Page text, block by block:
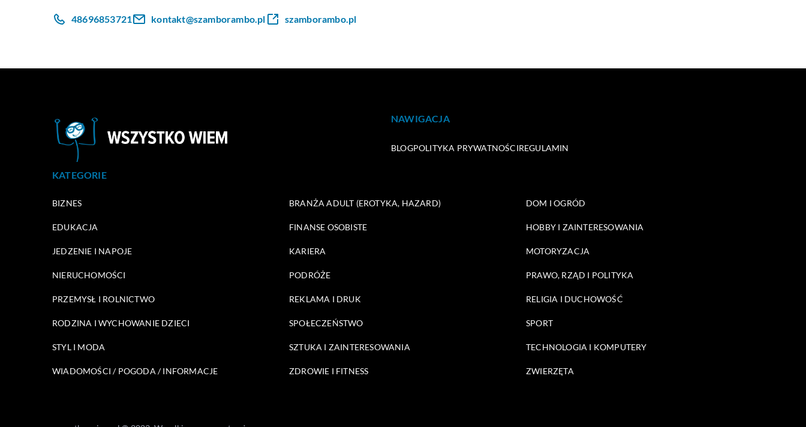
48696853721 kontakt@szamborambo.pl szamborambo.pl
NAWIGACJA
BLOGPOLITYKA PRYWATNOŚCIREGULAMIN
KATEGORIE
BIZNES BRANŻA ADULT (EROTYKA, HAZARD) DOM I OGRÓD
EDUKACJA FINANSE OSOBISTE HOBBY I ZAINTERESOWANIA
JEDZENIE I NAPOJE KARIERA MOTORYZACJA
NIERUCHOMOŚCI PODRÓŻE PRAWO, RZĄD I POLITYKA
PRZEMYSŁ I ROLNICTWO REKLAMA I DRUK RELIGIA I DUCHOWOŚĆ
RODZINA I WYCHOWANIE DZIECI SPOŁECZEŃSTWO SPORT
STYL I MODA SZTUKA I ZAINTERESOWANIA TECHNOLOGIA I KOMPUTERY
WIADOMOŚCI / POGODA / INFORMACJE ZDROWIE I FITNESS ZWIERZĘTA